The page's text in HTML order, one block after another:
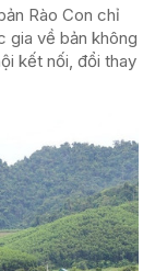
Rào Con chỉ
gia về bản không
kết nối, đổi thay